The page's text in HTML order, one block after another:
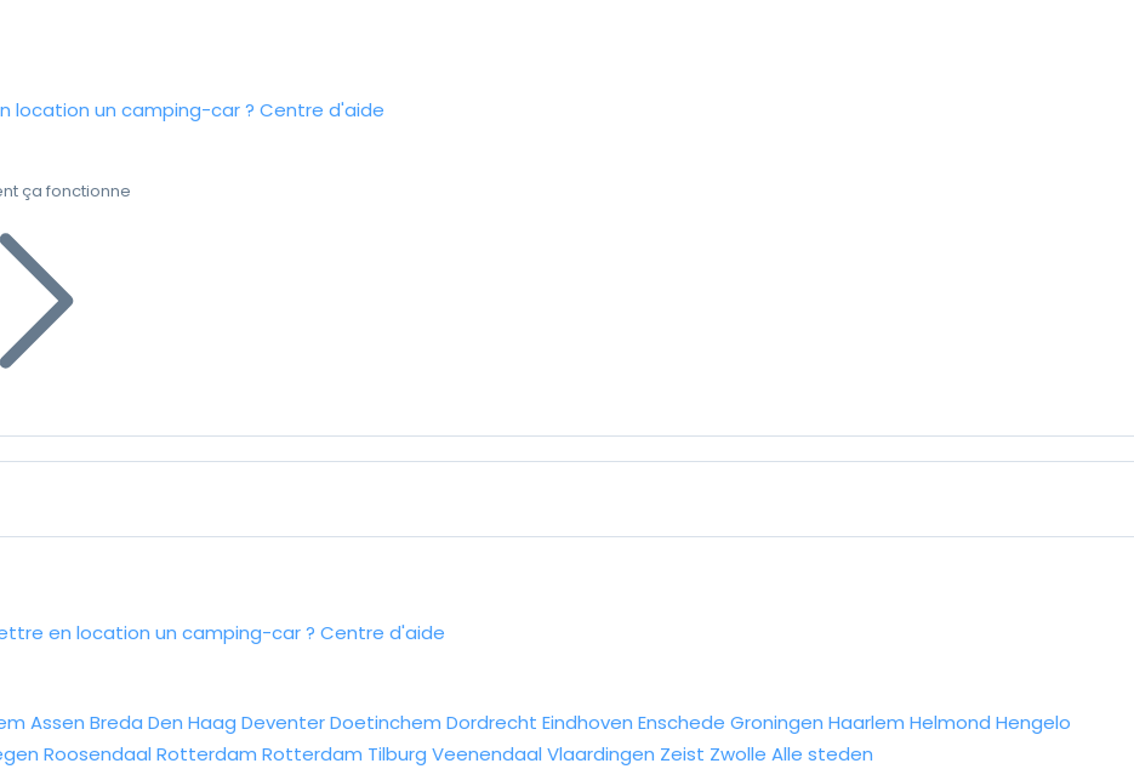
location un camping-car ? Centre d'aide
ça fonctionne
en location un camping-car ? Centre d'aide
Assen Breda Den Haag DeventerDoetinchem Dordrecht Eindhoven Enschede Groningen Haarlem Helmond Hengelo
Roosendaal Rotterdam Rotterdam Tilburg Veenendaal Vlaardingen Zeist Zwolle Alle steden